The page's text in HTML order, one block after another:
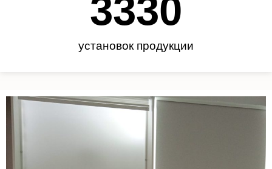
установок продукции
3450